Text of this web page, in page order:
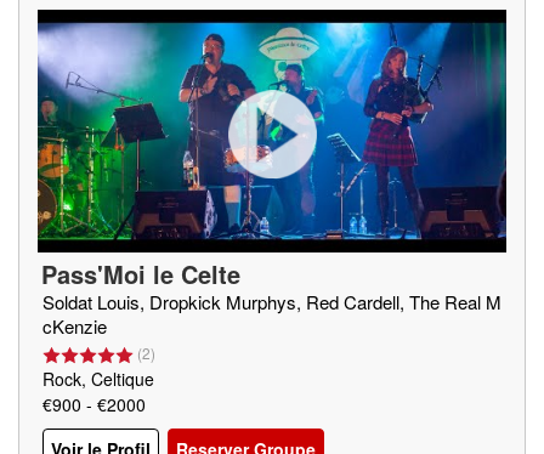
Pass'Moi le Celte
Soldat Louis, Dropkick Murphys, Red Cardell, The Real M
cKenzie
(2)
Rock, Celtique
€900 - €2000